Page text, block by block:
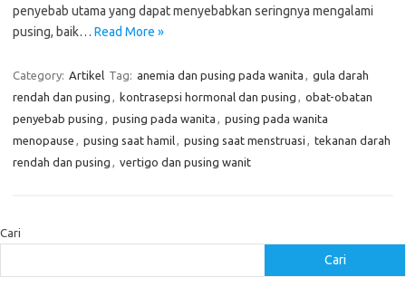
penyebab utama yang dapat menyebabkan seringnya mengalami
pusing, baik… Read More »
Category: Artikel Tag: anemia dan pusing pada wanita , gula darah
rendah dan pusing , kontrasepsi hormonal dan pusing , obat-obatan
penyebab pusing , pusing pada wanita , pusing pada wanita
menopause , pusing saat hamil, pusing saat menstruasi , tekanan darah
rendah dan pusing , vertigo dan pusing wanit
Cari
Cari